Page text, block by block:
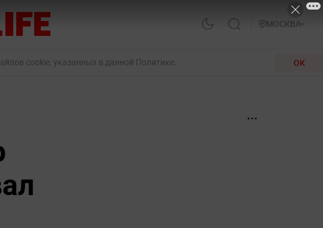
МОСКВА
cookie, указанных в данной Политике. ОК